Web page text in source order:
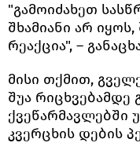
"გამოიძახეთ
შხამიანი არ
რეაქცია", –
მისი თქმით,
შუა რიცხვებამდე
ქვეწარმავლებში
კვერცხის დების